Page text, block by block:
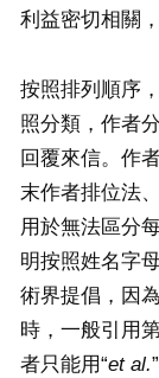
利益密切相關
按照排列順序
照分類，作者
回覆來信。作
末作者排位法
用於無法區分
明按照姓名字
術界提倡，因
時，一般引用
者只能用“et al.